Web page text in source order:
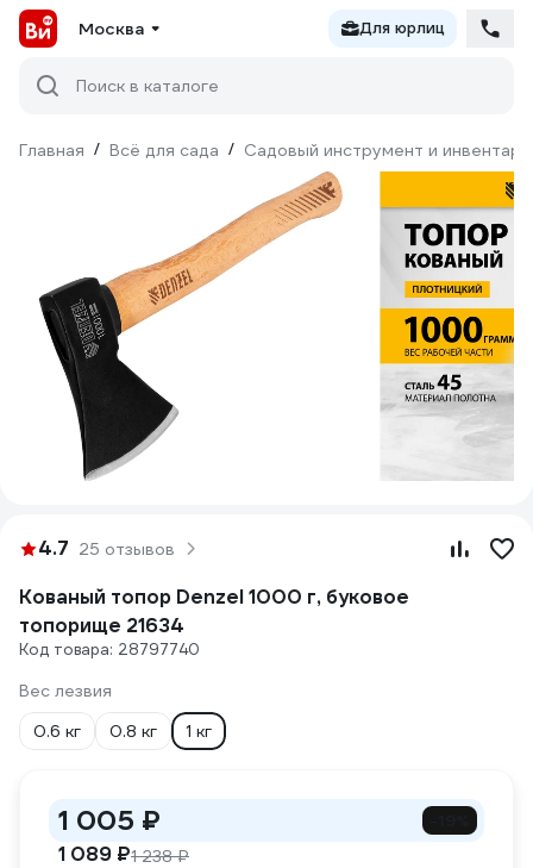
Москва Для юрлиц
Поиск в каталоге
Главная / Всё для сада / Садовый инструмент и инвентарь
4.7 25 отзывов
Кованый топор Denzel 1000 г, буковое
топорище 21634
Код товара: 28797740
Вес лезвия
0.6 кг
0.8 кг 1 кг
1 005 ₽
1 089 ₽1 238 ₽